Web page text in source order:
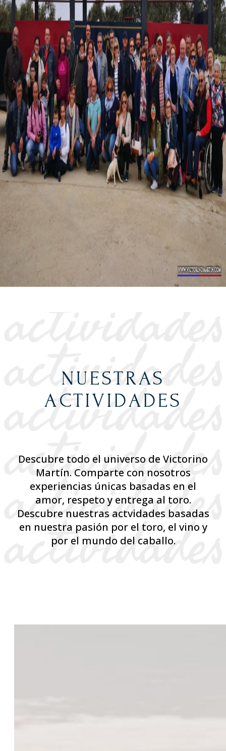
NUESTRAS
ACTIVIDADES
Descubre todo el universo de Victorino
Martín. Comparte con nosotros
experiencias únicas basadas en el
amor, respeto y entrega al toro.
Descubre nuestras actvidades basadas
en nuestra pasión por el toro, el vino y
por el mundo del caballo.